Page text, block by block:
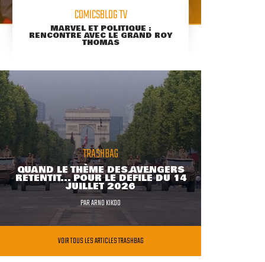
COMICSBLOG TV
MARVEL ET POLITIQUE :
RENCONTRE AVEC LE GRAND ROY
THOMAS
TRASHBAG
QUAND LE THÈME DES AVENGERS
RETENTIT... POUR LE DÉFILÉ DU 14
JUILLET 2026
PARARNO KIKOO
VOIR TOUS LES ARTICLES TRASHBAG